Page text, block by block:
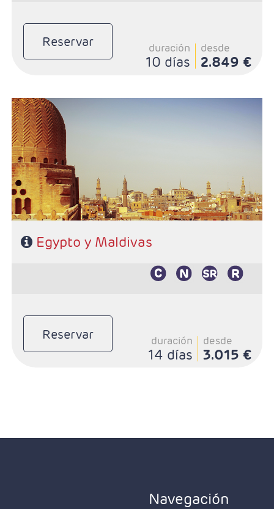
Reservar duración
10 días
desde
2.849 €
Salidas:Martes
Ruta: 4 noches Cairo, 3 noches crucero y 4 noches
(ampliables) en Maldivas
Hoteles y régimen Egipto: 5 y 5 Lujo / AD en Cairo y PC
en crucero
En Maldivas: A elección
Visado incluido en el precio
Pago directo en destinos: 35 Euros propinas
Egypto y Maldivas
Reservar duración
14 días
desde
3.015 €
Navegación